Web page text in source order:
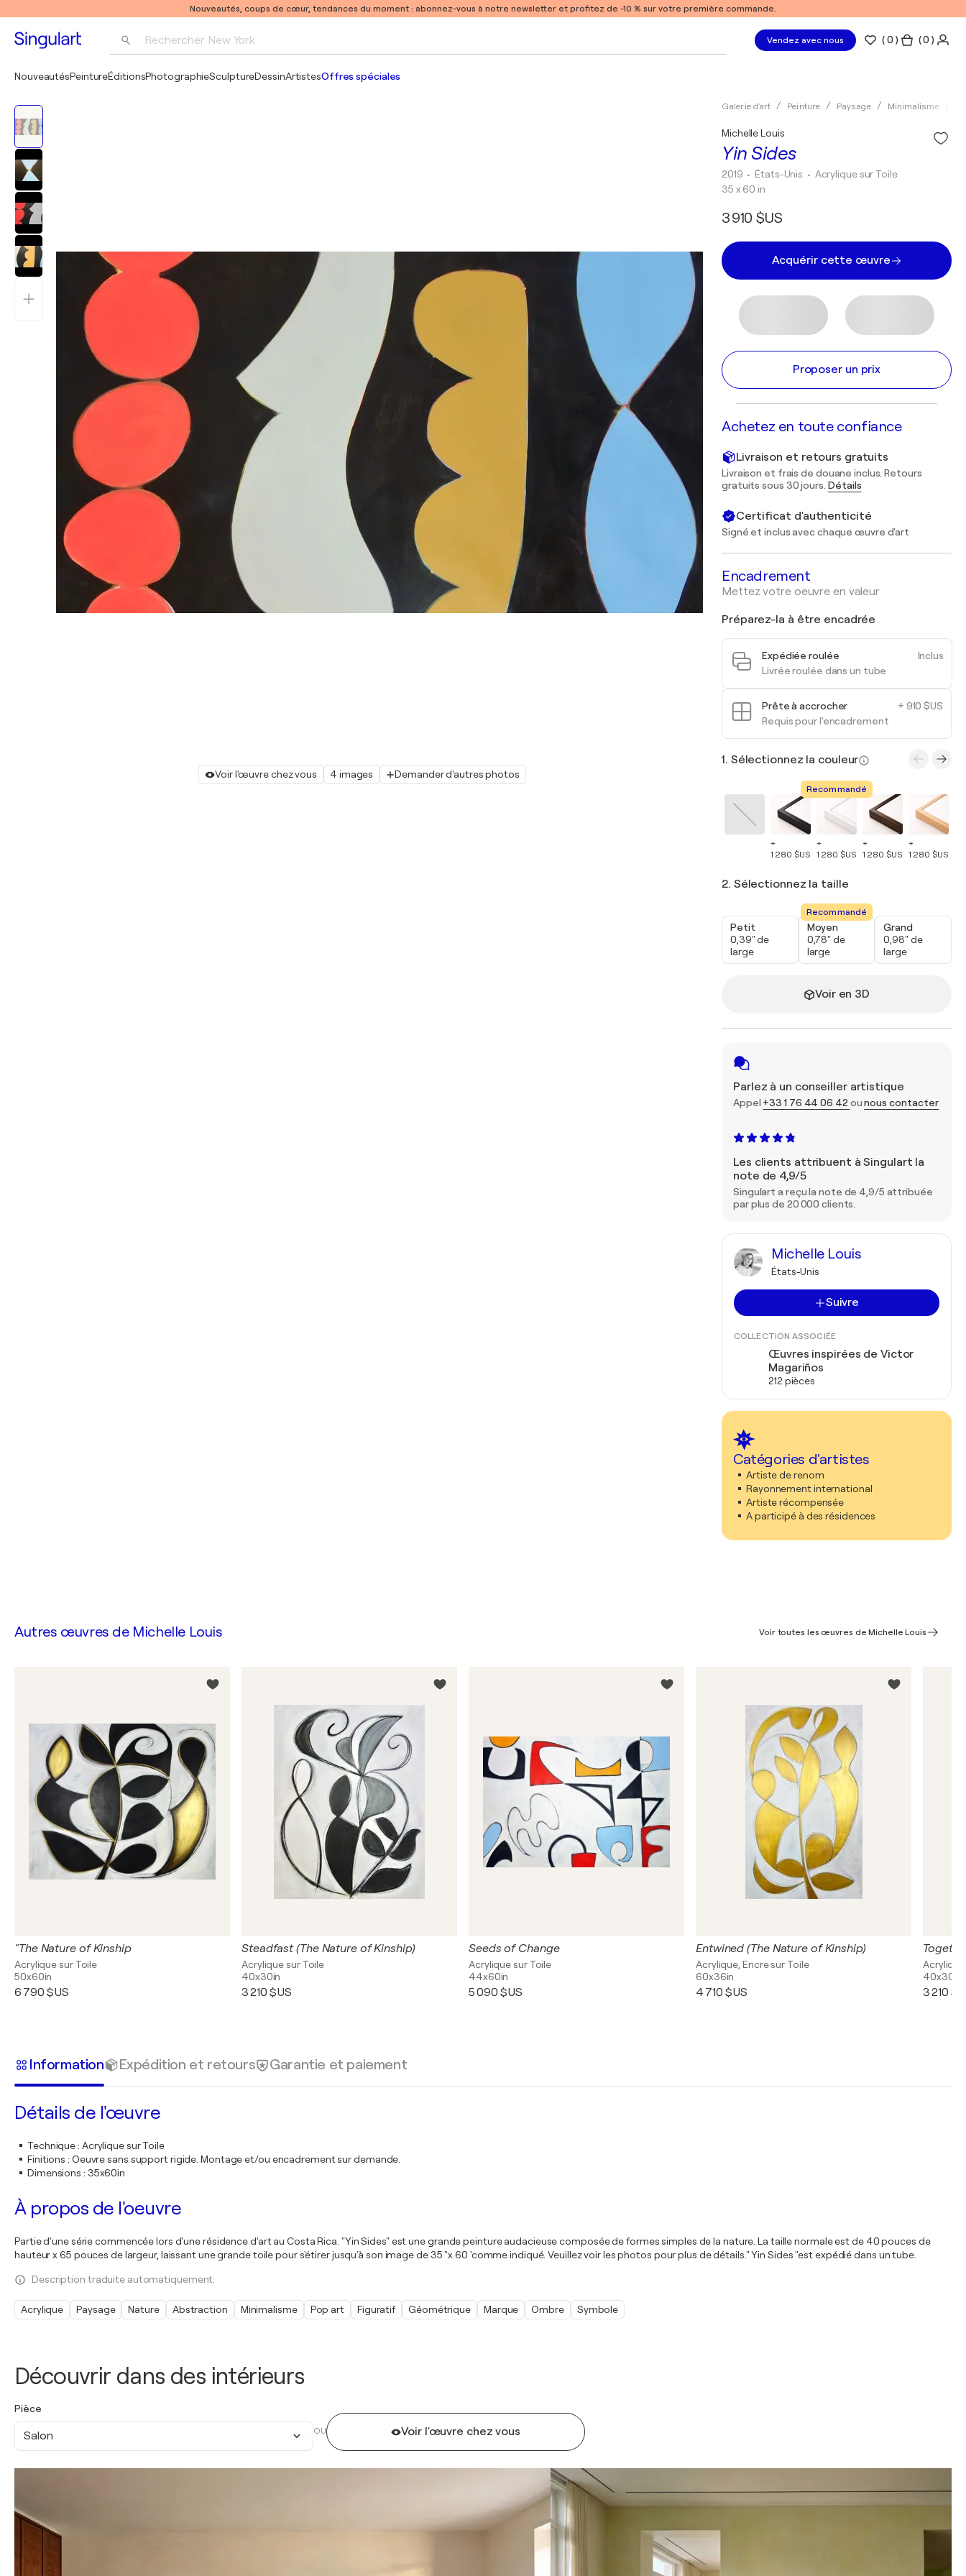
Nouveautés, coups de cœur, tendances du moment : abonnez-vous à notre newsletter et profitez de -10 % sur votre première commande.
Rechercher New York Vendez avec nous (0 ) ( 0 )
NouveautésPeintureÉditionsPhotographieSculptureDessinArtistesOffres spéciales
Voir l'œuvre chez vous 4 images Demander d'autres photos
Galerie d'art Peinture Paysage Minimalisme
Yin Sides
Michelle Louis
2019 • États-Unis • Acrylique sur Toile
35 x 60 in
3 910 $US
Acquérir cette œuvre
Proposer un prix
Achetez en toute confiance
Livraison et retours gratuits
Livraison et frais de douane inclus. Retours
gratuits sous 30 jours. Détails
Certificat d'authenticité
Signé et inclus avec chaque œuvre d'art
Encadrement
Mettez votre oeuvre en valeur
Préparez-la à être encadrée
Inclus
Expédiée roulée
Livrée roulée dans un tube
+ 910 $US
Prête à accrocher
Requis pour l'encadrement
1. Sélectionnez la couleur
+
1 280 $US
Recommandé
+
1 280 $US
+
1 280 $US
+
1 280 $US
2. Sélectionnez la taille
Petit
0,39" de
large
Recommandé
Moyen
0,78" de
large
Grand
0,98" de
large
Voir en 3D
Parlez à un conseiller artistique
Appel +33 1 76 44 06 42 ounous contacter
Les clients attribuent à Singulart la
note de 4,9/5
Singulart a reçu la note de 4,9/5 attribuée
par plus de 20 000 clients.
Michelle Louis
États-Unis
Suivre
COLLECTION ASSOCIÉE
Œuvres inspirées de Victor
Magariños
212 pièces
Catégories d'artistes
Artiste de renom
Rayonnement international
Artiste récompensée
A participé à des résidences
Découvrir dans des intérieurs
Pièce
Salon OU Voir l'œuvre chez vous
Autres œuvres de Michelle Louis Voir toutes les œuvres de Michelle Louis
"The Nature of Kinship
Acrylique sur Toile
50x60in
6 790 $US
Steadfast (The Nature of Kinship)
Acrylique sur Toile
40x30in
3 210 $US
Seeds of Change
Acrylique sur Toile
44x60in
5 090 $US
Entwined (The Nature of Kinship)
Acrylique, Encre sur Toile
60x36in
4 710 $US
40x30in
3 210
Information Expédition et retours Garantie et paiement
Détails de l'œuvre
Technique: Acrylique sur Toile
Finitions : Oeuvre sans support rigide. Montage et/ou encadrement sur demande.
Dimensions : 35x60in
À propos de l'oeuvre
Partie d'une série commencée lors d'une résidence d'art au Costa Rica. "Yin Sides" est une grande peinture audacieuse composée de formes simples de la nature. La taille normale est de 40 pouces de
hauteur x 65 pouces de largeur, laissant une grande toile pour s'étirer jusqu'à son image de 35 "x 60 'comme indiqué. Veuillez voir les photos pour plus de détails." Yin Sides "est expédié dans un tube.
Description traduite automatiquement.
Acrylique Paysage Nature Abstraction Minimalisme Pop art Figuratif Géométrique Marque Ombre Symbole